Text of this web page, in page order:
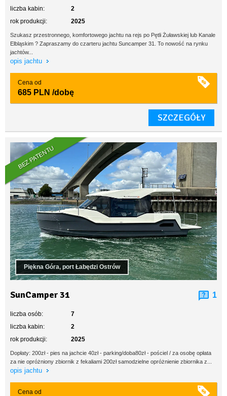
liczba kabin:
2
rok produkcji:
2025
Szukasz przestronnego, komfortowego jachtu na rejs po Pętli Żuławskiej lub Kanale
Elbląskim ? Zapraszamy do czarteru jachtu Suncamper 31. To nowość na rynku
jachtów...
opis jachtu
Cena od
685 PLN /dobę
SZCZEGÓŁY
BEZ PATENTU
Piękna Góra, port Łabędzi Ostrów
SunCamper 31 1
liczba osób:
7
liczba kabin:
2
rok produkcji:
2025
Dopłaty: 200zł - pies na jachcie 40zł - parking/doba80zł - pościel / za osobę opłata
za nie opróżniony zbiornik z fekaliami 200zł samodzielne opróżnienie zbiornika z...
opis jachtu
Cena od